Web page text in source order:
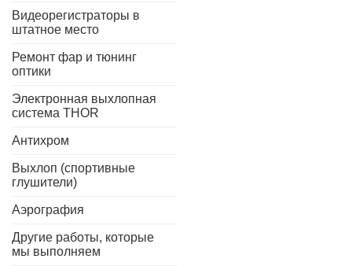
Видеорегистраторы в
штатное место
Ремонт фар и тюнинг
оптики
Электронная выхлопная
система THOR
Антихром
Выхлоп (спортивные
глушители)
Аэрография
Другие работы, которые
мы выполняем